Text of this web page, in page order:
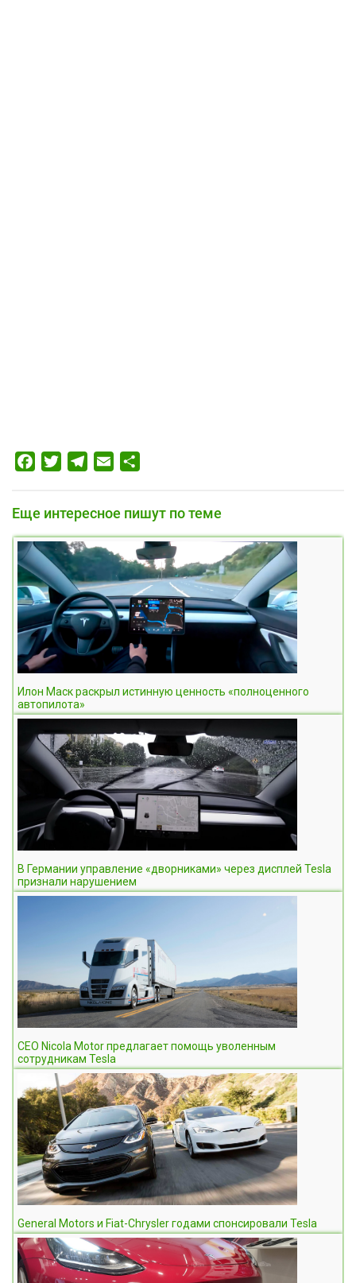
FacebookTwitterTelegram
Email
Еще интересное пишут по теме
Илон Маск раскрыл истинную ценность «полноценного
автопилота»
В Германии управление «дворниками» через дисплей Tesla
признали нарушением
CEO Nicola Motor предлагает помощь уволенным
сотрудникам Tesla
General Motors и Fiat-Chrysler годами спонсировали Tesla